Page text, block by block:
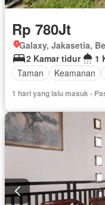
Rp 780Jt
Galaxy, Jakasetia,
2 Kamar tidur
1
Taman
Keamanan
1 hari yang lalu masuk -